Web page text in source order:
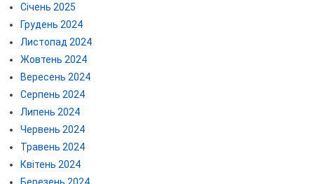
Січень 2025
Грудень 2024
Листопад 2024
Жовтень 2024
Вересень 2024
Серпень 2024
Липень 2024
Червень 2024
Травень 2024
Квітень 2024